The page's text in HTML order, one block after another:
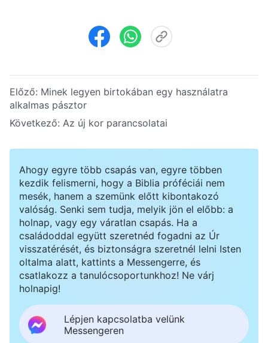
Előző: Minek legyen birtokában egy használatra
alkalmas pásztor
Következő: Az új kor parancsolatai
Ahogy egyre több csapás van, egyre többen
kezdik felismerni, hogy a Biblia próféciái nem
mesék, hanem a szemünk előtt kibontakozó
valóság. Senki sem tudja, melyik jön el előbb: a
holnap, vagy egy váratlan csapás. Ha a
családoddal együtt szeretnéd fogadni az Úr
visszatérését, és biztonságra szeretnél lelni Isten
oltalma alatt, kattints a Messengerre, és
csatlakozz a tanulócsoportunkhoz! Ne várj
holnapig!
Lépjen kapcsolatba velünk
Messengeren